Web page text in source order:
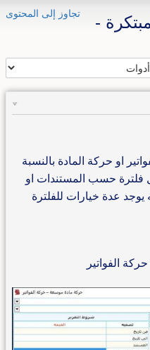
تجاوز إلى المحتوى
-
او حركة المادة بالنسبة
فلترة حسب المستندات او
يوجد عدة خيارات للفلترة
الفواتير